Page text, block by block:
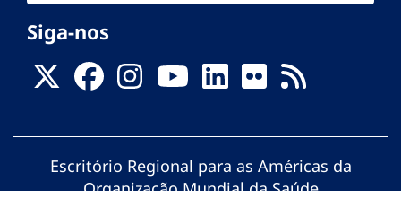
Siga-nos
Escritório Regional para as Américas da
Organização Mundial da Saúde